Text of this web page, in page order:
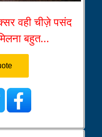
वही चीज़े पसंद
बहुत...